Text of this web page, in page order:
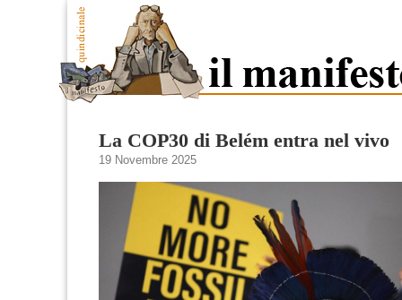
La COP30 di Belém entra nel vivo
19 Novembre 2025